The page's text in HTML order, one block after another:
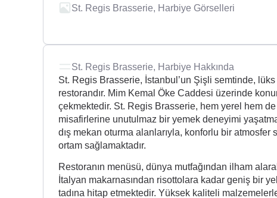
St. Regis Brasserie, Harbiye Görselleri
St. Regis Brasserie, Harbiye Hakkında
St. Regis Brasserie, İstanbul’un Şişli semtinde,
restorandır. Mim Kemal Öke Caddesi üzerinde
çekmektedir. St. Regis Brasserie, hem yerel hem
misafirlerine unutulmaz bir yemek deneyimi
dış mekan oturma alanlarıyla, konforlu bir
ortam sağlamaktadır.
Restoranın menüsü, dünya mutfağından ilham
İtalyan makarnasından risottolara kadar geniş bir
tadına hitap etmektedir. Yüksek kaliteli